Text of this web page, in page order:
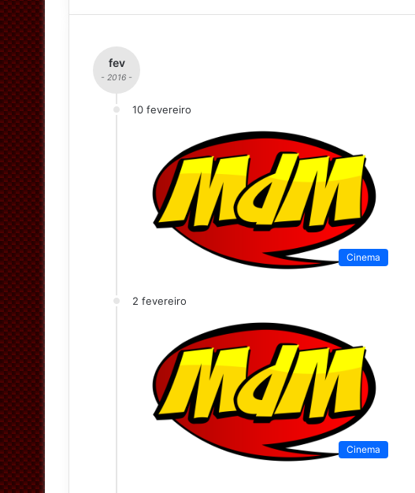
fev
- 2016 -
10 fevereiro
Cinema
2 fevereiro
Cinema